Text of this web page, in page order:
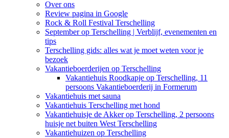
Over ons
Review pagina in Google
Rock & Roll Festival Terschelling
September op Terschelling | Verblijf, evenementen en
tips
Terschelling gids: alles wat je moet weten voor je
bezoek
Vakantieboerderijen op Terschelling
Vakantiehuis Roodkapje op Terschelling, 11
persoons Vakantieboerderij in Formerum
Vakantiehuis met sauna
Vakantiehuis Terschelling met hond
Vakantiehuisje de Akker op Terschelling, 2 persoons
huisje net buiten West Terschelling
Vakantiehuizen op Terschelling